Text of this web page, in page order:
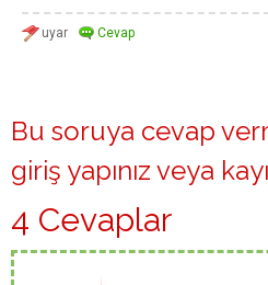
Bu soruya cevap
giriş yapınız veya
4 Cevaplar